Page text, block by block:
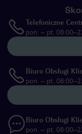
Telefoniczne
pon. – pt.
Biuro Obsługi
pon. – pt.
Biuro Obsługi
pon. – pt.